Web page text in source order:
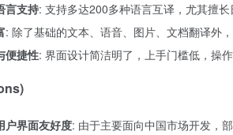
言支持: 支持多达200多种语言互译，尤其擅
: 除了基础的文本、语音、图片、文档翻译外
便捷性: 界面设计简洁明了，上手门槛低，操
户界面友好度: 由于主要面向中国市场开发，